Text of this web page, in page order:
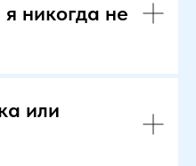
никогда не
или